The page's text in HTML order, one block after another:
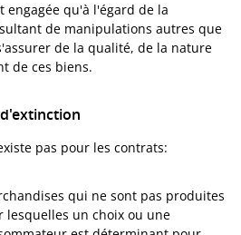
engagée qu'à l'égard de la
de manipulations autres que
de la qualité, de la nature
de ces biens.
pas pour les contrats:
qui ne sont pas produites
lesquelles un choix ou une